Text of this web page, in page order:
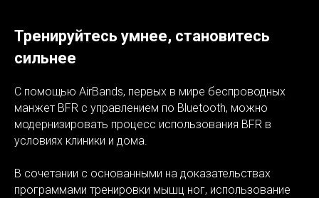
Тренируйтесь умнее, становитесь
сильнее
С помощью AirBands, первых в мире беспроводных
манжет BFR с управлением по Bluetooth, можно
модернизировать процесс использования BFR в
условиях клиники и дома.
В сочетании с основанными на доказательствах
программами тренировки мышц ног, использование